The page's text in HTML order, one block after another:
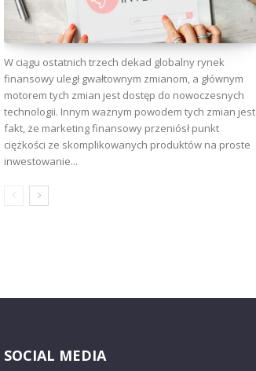
W ciągu ostatnich trzech dekad globalny rynek
finansowy uległ gwałtownym zmianom, a głównym
motorem tych zmian jest dostęp do nowoczesnych
technologii. Innym ważnym powodem tych zmian jest
fakt, że marketing finansowy przeniósł punkt
ciężkości ze skomplikowanych produktów na proste
inwestowanie...
SOCIAL MEDIA